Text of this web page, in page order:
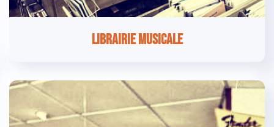
Librairie Musicale